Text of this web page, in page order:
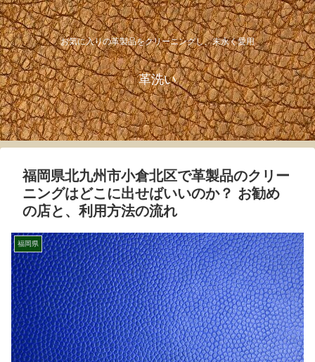
お気に入りの革製品をクリーニングし、末永く愛用
革洗い
福岡県北九州市小倉北区で革製品のクリー
ニングはどこに出せばいいのか？ お勧め
の店と、利用方法の流れ
福岡県